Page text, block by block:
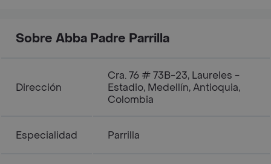
Sobre Abba Padre Parrilla
Dirección
Cra. 76 # 73B-23, Laureles -
Estadio, Medellín, Antioquia,
Colombia
Especialidad Parrilla